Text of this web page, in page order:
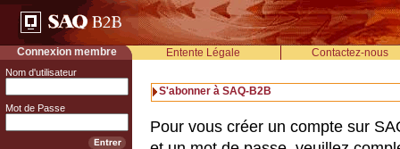
Connexion membre Entente Légale Contactez-nous
Nom d'utilisateur
Mot de Passe
S'abonner à SAQ-B2B
Pour vous créer un compte sur